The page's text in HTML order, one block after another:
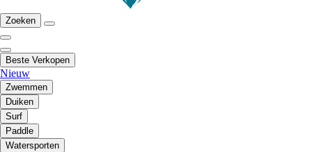
Zoeken
Beste Verkopen
Nieuw
Zwemmen
Duiken
Surf
Paddle
Watersporten